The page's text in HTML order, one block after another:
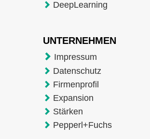
DeepLearning
UNTERNEHMEN
Impressum
Datenschutz
Firmenprofil
Expansion
Stärken
Pepperl+Fuchs